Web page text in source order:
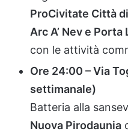
ProCivitate Cittàdi
Arc A’ Neve Porta
con le attività
Ore 24:00 –Via
settimanale)
Batteria alla
Nuova Pirodaunia